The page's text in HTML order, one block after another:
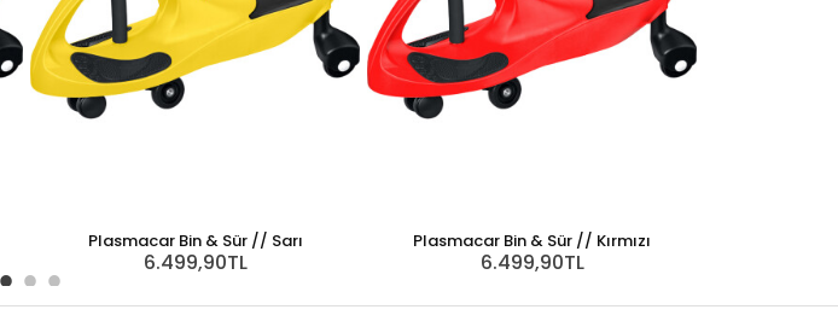
Plasmacar Bin & Sür // Sarı
6.499,90TL
Plasmacar Bin & Sür // Kırmızı
6.499,90TL